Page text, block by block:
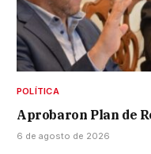
POLÍTICA
Aprobaron Plan de
6 de agosto de 2026